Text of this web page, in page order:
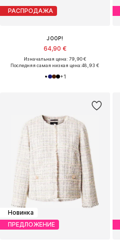
РАСПРОДАЖА
JOOP!
64,90 €
Изначальная цена: 79,90 €
Последняя самая низкая цена:48,93 €
+1
Новинка
ПРЕДЛОЖЕНИЕ